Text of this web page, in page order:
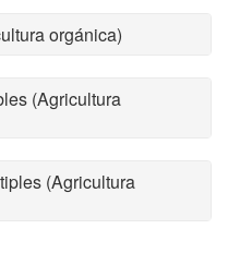
orgánica)
(Agricultura
(Agricultura